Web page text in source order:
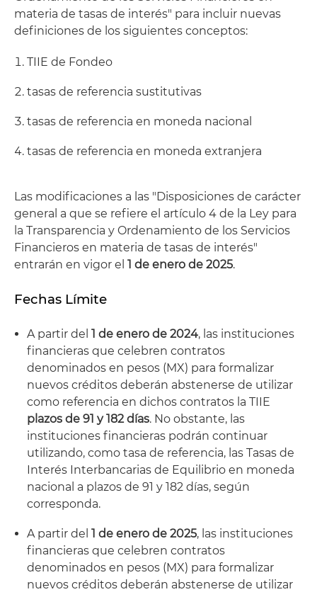
materia de tasas de interés" para incluir nuevas
definiciones de los siguientes conceptos:
TIIE de Fondeo
tasas de referencia sustitutivas
tasas de referencia en moneda nacional
tasas de referencia en moneda extranjera
Las modificaciones a las "Disposiciones de carácter
general a que se refiere el artículo 4 de la Ley para
la Transparencia y Ordenamiento de los Servicios
Financieros en materia de tasas de interés"
entrarán en vigor el 1 de enero de 2025.
Fechas Límite
A partir del 1 de enero de 2024, las instituciones
financieras que celebren contratos
denominados en pesos (MX) para formalizar
nuevos créditos deberán abstenerse de utilizar
como referencia en dichos contratos la TIIE
plazos de 91 y 182 días. No obstante, las
instituciones financieras podrán continuar
utilizando, como tasa de referencia, las Tasas de
Interés Interbancarias de Equilibrio en moneda
nacional a plazos de 91 y 182 días, según
corresponda.
A partir del 1 de enero de 2025, las instituciones
financieras que celebren contratos
denominados en pesos (MX) para formalizar
nuevos créditos deberán abstenerse de utilizar